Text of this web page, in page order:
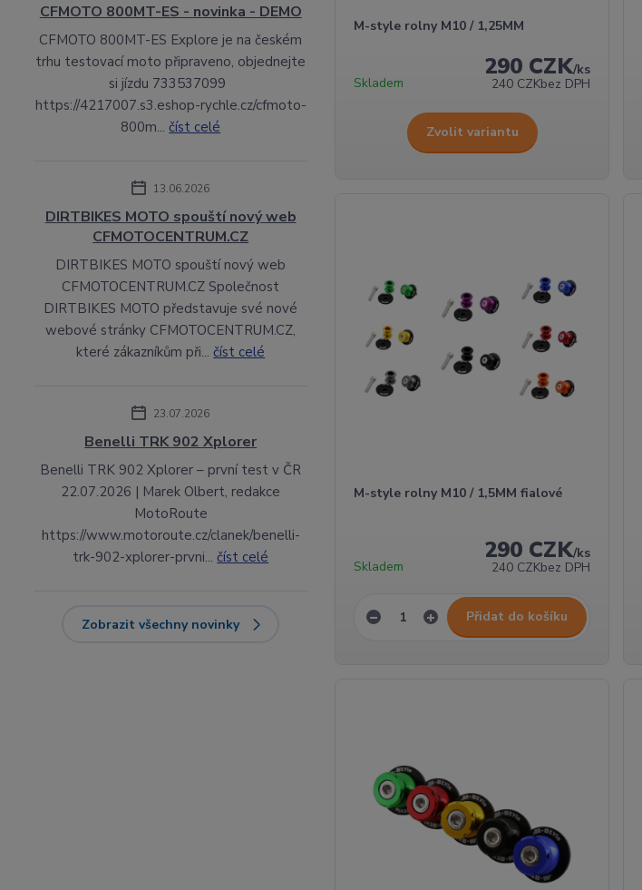
M-style rolny M10 / 1,25MM
290 CZK/ks
240 CZKbez DPH
Skladem
Zvolit variantu
M-style rolny M10 / 1,5MM fialové
290 CZK/ks
240 CZKbez DPH
Skladem
Přidat do košíku
CFMOTO 800MT-ES - novinka - DEMO
CFMOTO 800MT-ES Explore je na českém
trhu testovací moto připraveno, objednejte
si jízdu 733537099
https://4217007.s3.eshop-rychle.cz/cfmoto-
800m...číst celé
13.06.2026
DIRTBIKES MOTO spouští nový web
CFMOTOCENTRUM.CZ
DIRTBIKES MOTO spouští nový web
CFMOTOCENTRUM.CZ Společnost
DIRTBIKES MOTO představuje své nové
webové stránky CFMOTOCENTRUM.CZ,
které zákazníkům při...číst celé
23.07.2026
Benelli TRK 902 Xplorer
Benelli TRK 902 Xplorer – první test v ČR
22.07.2026 | Marek Olbert, redakce
MotoRoute
https://www.motoroute.cz/clanek/benelli-
trk-902-xplorer-prvni...číst celé
Zobrazit všechny novinky